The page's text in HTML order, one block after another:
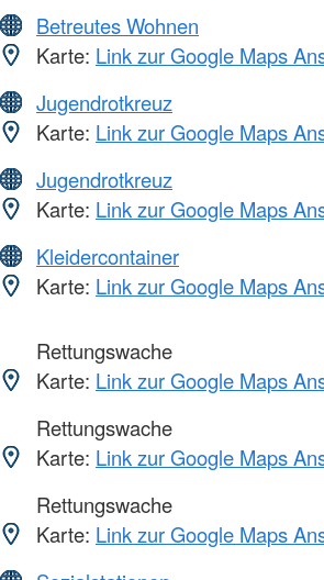
Betreutes Wohnen
Karte: Link zur Google Maps
Jugendrotkreuz
Karte: Link zur Google Maps
Jugendrotkreuz
Karte: Link zur Google Maps
Kleidercontainer
Karte: Link zur Google Maps
Rettungswache
Karte: Link zur Google Maps
Rettungswache
Karte: Link zur Google Maps
Rettungswache
Karte: Link zur Google Maps